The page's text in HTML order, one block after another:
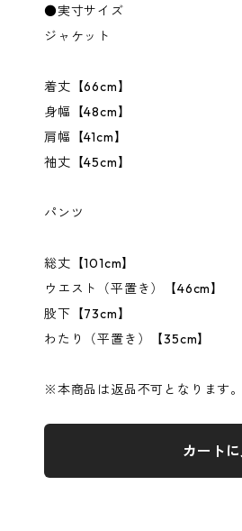
●実寸サイズ
ジャケット
着丈【66cm】
身幅【48cm】
肩幅【41cm】
袖丈【45cm】
パンツ
総丈【101cm】
ウエスト（平置き）【46cm】
股下【73cm】
わたり（平置き）【35cm】
※本商品は返品不可となります。
カート